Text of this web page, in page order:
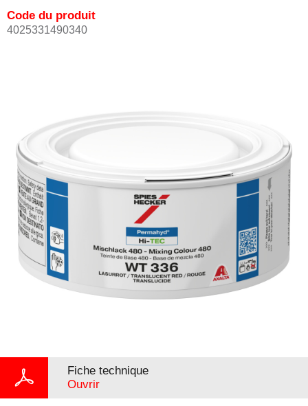
Code du produit
4025331490340
Fiche technique
Ouvrir